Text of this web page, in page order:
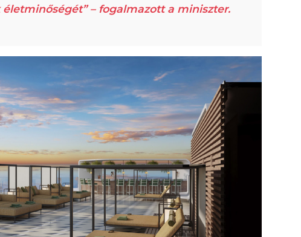
– fogalmazott a miniszter.